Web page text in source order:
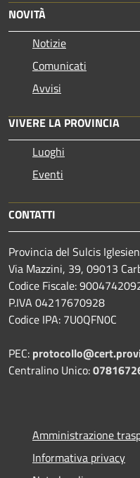
NOVITÀ
Notizie
Comunicati
Avvisi
VIVERE LA PROVINCIA
Luoghi
Eventi
CONTATTI
Provincia del Sulcis
Via Mazzini, 39, 09013
Codice Fiscale:
P.IVA 04217670928
Codice IPA: 7U0QFN0C
PEC:
Centralino Unico:
Amministrazione
Informativa privacy